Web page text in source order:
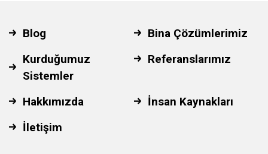
Blog
Bina Çözümlerimiz
Kurduğumuz
Sistemler
Referanslarımız
Hakkımızda
İnsan Kaynakları
İletişim